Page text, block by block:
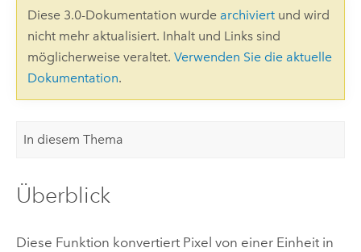
Diese 3.0-Dokumentation wurde archiviertund wird
nicht mehr aktualisiert. Inhalt und Links sind
möglicherweise veraltet. Verwenden Sie die aktuelle
Dokumentation.
In diesem Thema
Überblick
Diese Funktion konvertiert Pixel von einer Einheit in